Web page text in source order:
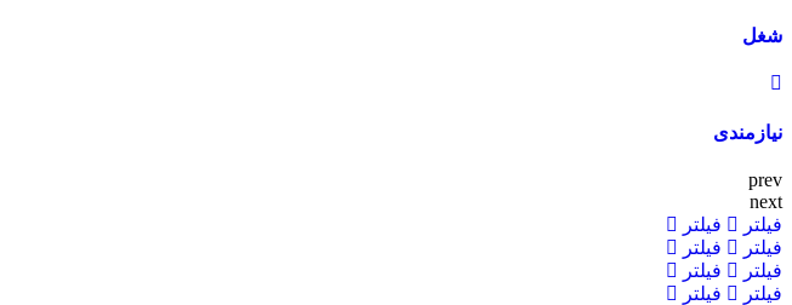
شغل
نیازمندی‌
prev
next
فیلتر
فیلتر
فیلتر
فیلتر
فیلتر
فیلتر
فیلتر
فیلتر